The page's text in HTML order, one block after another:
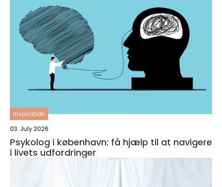
inspiration
03. July 2026
Psykolog i københavn: få hjælp til at navigere
i livets udfordringer